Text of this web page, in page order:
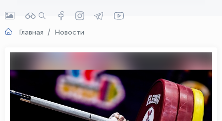
Главная Новости